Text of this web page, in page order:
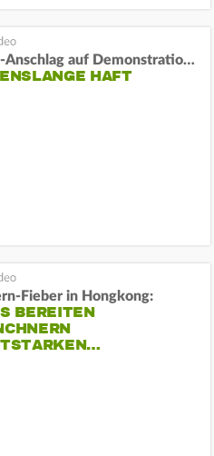
Auto-Anschlag auf Demonstration in München:
HAFT
Fieber in Hongkong:
BEREITEN